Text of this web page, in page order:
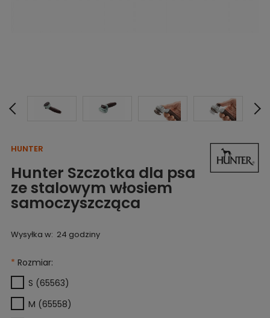
HUNTER
Hunter Szczotka dla psa
ze stalowym włosiem
samoczyszcząca
Wysyłka w: 24 godziny
* Rozmiar:
S (65563)
M (65558)